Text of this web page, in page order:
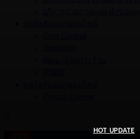
MARKETING
HOT UPDATE
HOT UPDATE